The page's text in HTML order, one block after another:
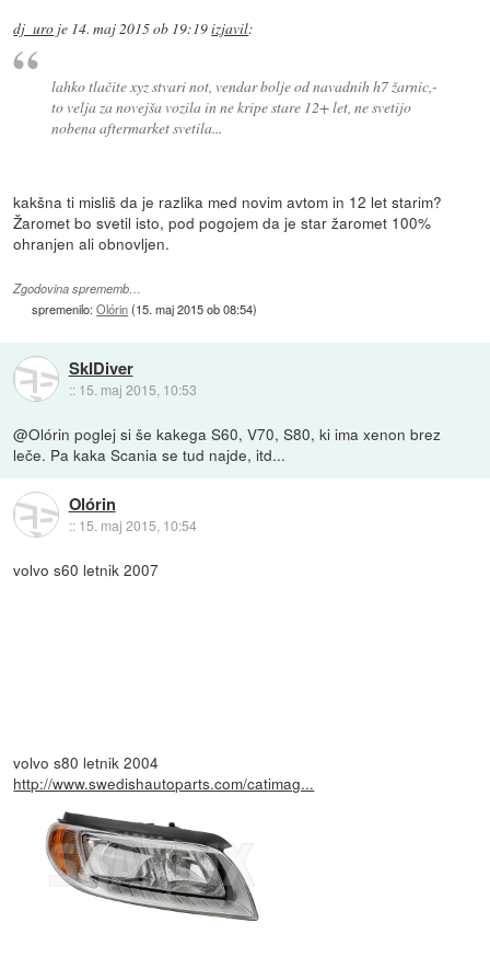
dj_uro je 14. maj 2015 ob 19:19izjavil:
lahko tlačite xyz stvari not, vendar bolje od navadnih h7 žarnic,-
to velja za novejša vozila in ne kripe stare 12+ let, ne svetijo
nobena aftermarket svetila...
kakšna ti misliš da je razlika med novim avtom in 12 let starim?
Žaromet bo svetil isto, pod pogojem da je star žaromet 100%
ohranjen ali obnovljen.
Zgodovina sprememb…
spremenilo:Olórin(15. maj 2015 ob 08:54)
SkIDiver
:: 15. maj 2015, 10:53
@Olórin poglej si še kakega S60, V70, S80, ki ima xenon brez
leče. Pa kaka Scania se tud najde, itd...
Olórin
:: 15. maj 2015, 10:54
volvo s60 letnik 2007
volvo s80 letnik 2004
http://www.swedishautoparts.com/catimag...